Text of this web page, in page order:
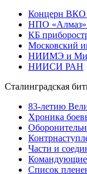
Концерн ВКО
НПО «Алмаз»
КБ
Московский
НИИМЭ и
НИИСИ РАН
Сталинградская
83-летию
Хроника
Части и
Командующие
Список